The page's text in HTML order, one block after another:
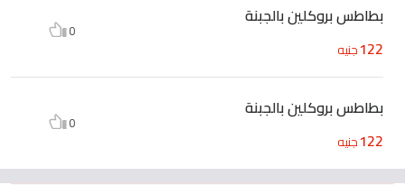
بطاطس بروكلين بالجبنة
122جنيه
0
بطاطس بروكلين بالجبنة
122جنيه
0